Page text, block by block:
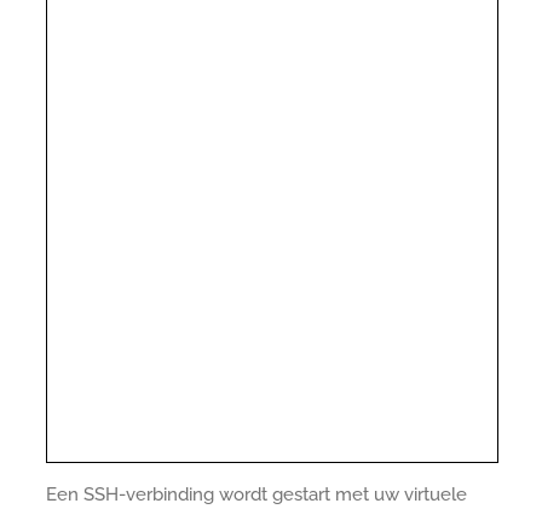
Een SSH-verbinding wordt gestart met uw virtuele